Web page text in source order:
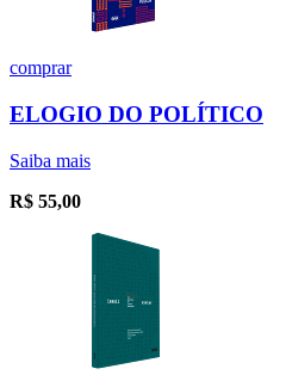
comprar
ELOGIO DO POLÍTICO
Saiba mais
R$ 55,00